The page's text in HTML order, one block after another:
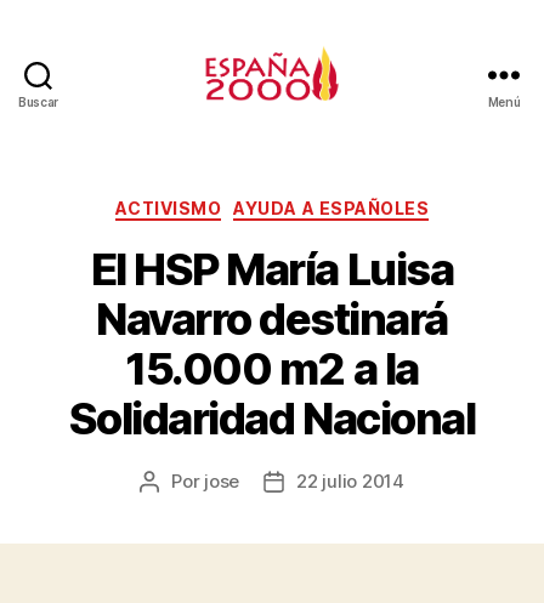
Buscar Menú
ACTIVISMO AYUDA A ESPAÑOLES
El HSP María Luisa
Navarro destinará
15.000 m2 a la
Solidaridad Nacional
Por jose 22 julio 2014